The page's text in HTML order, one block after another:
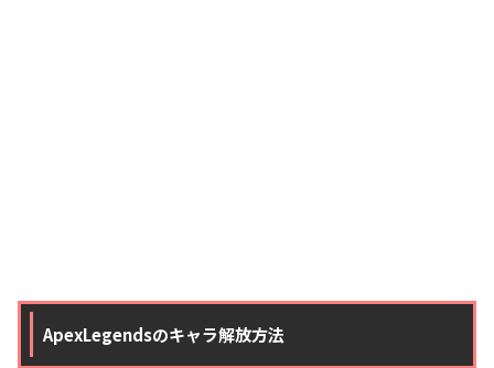
ApexLegendsのキャラ解放方法